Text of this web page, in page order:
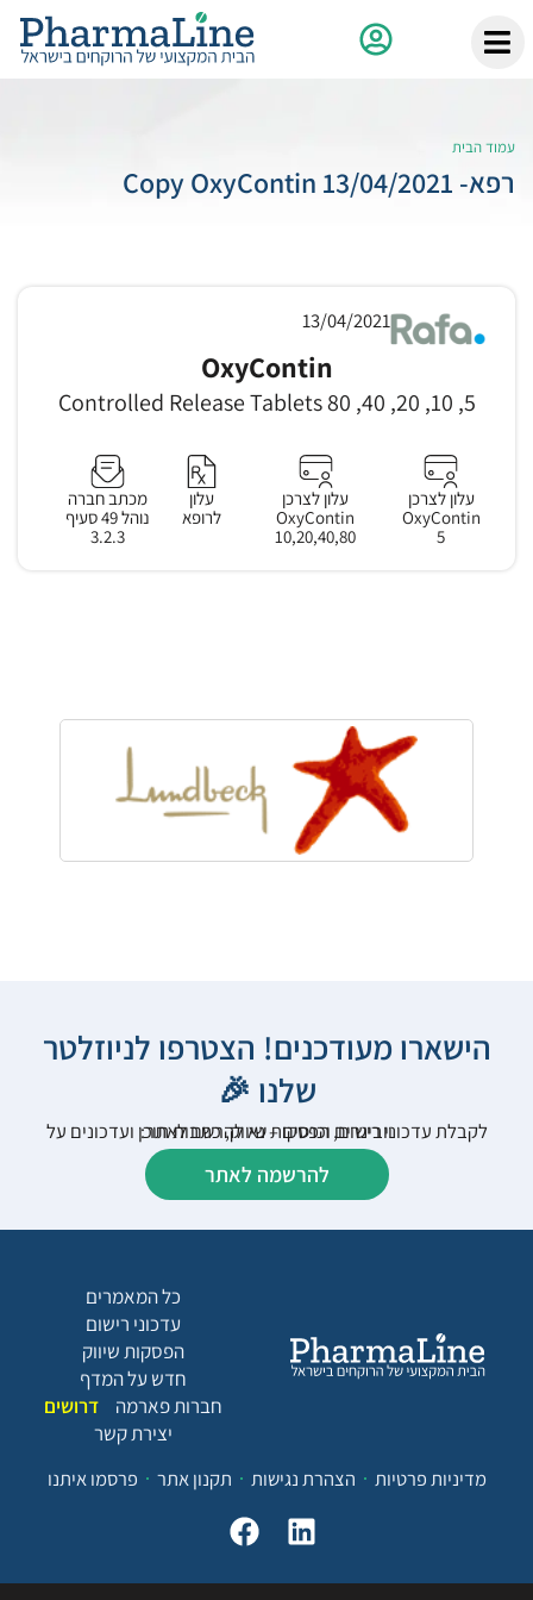
עמוד הבית
רפא- 13/04/2021 Copy OxyContin
13/04/2021
OxyContin
5, 10, 20, 40, 80 Controlled Release Tablets
עלון לצרכן
OxyContin
5
עלון לצרכן
OxyContin
10,20,40,80
עלון
לרופא
מכתב חברה
נוהל 49 סעיף
3.2.3
הישארו מעודכנים! הצטרפו לניוזלטר
שלנו 🎉
לקבלת עדכוני רישום, הפסקות שיווק, כתבות תוכן ועדכונים על וובינרים וכנסים – נא להרשם לאתר:
להרשמה לאתר
כל המאמרים
עדכוני רישום
הפסקות שיווק
חדש על המדף
חברות פארמה
דרושים
יצירת קשר
מדיניות פרטיות
הצהרת נגישות תקנון אתר פרסמו איתנו